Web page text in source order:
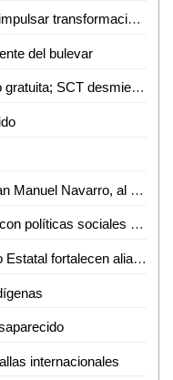
Entregarán 30 computadoras para impulsar transformación digital de negocios de la Huasteca
del bulevar
Red Metro en Valles seguirá siendo gratuita; SCT desmiente cobro de 12 pesos
Soledad cambia todos los días: Juan Manuel Navarro, al arrancar pavimentación en bulevar Valle de los Fantasmas
Ricardo Gallardo transforma vidas con políticas sociales sin límites
Empresarios huastecos y Gobierno Estatal fortalecen alianza para atraer inversiones
internacionales